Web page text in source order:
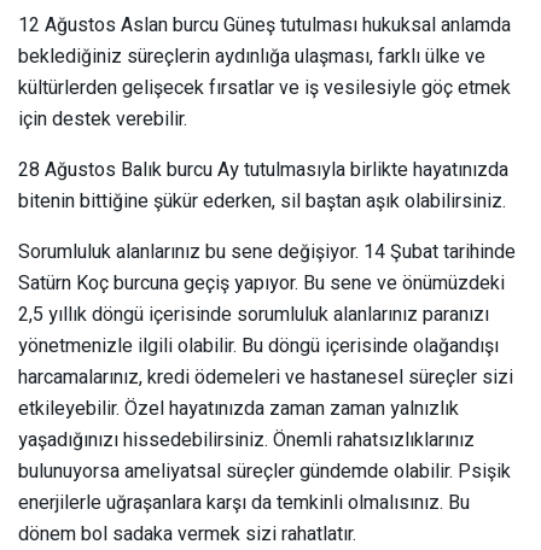
12 Ağustos Aslan burcu Güneş tutulması hukuksal anlamda
beklediğiniz süreçlerin aydınlığa ulaşması, farklı ülke ve
kültürlerden gelişecek fırsatlar ve iş vesilesiyle göç etmek
için destek verebilir.
28 Ağustos Balık burcu Ay tutulmasıyla birlikte hayatınızda
bitenin bittiğine şükür ederken, sil baştan aşık olabilirsiniz.
Sorumluluk alanlarınız bu sene değişiyor. 14 Şubat tarihinde
Satürn Koç burcuna geçiş yapıyor. Bu sene ve önümüzdeki
2,5 yıllık döngü içerisinde sorumluluk alanlarınız paranızı
yönetmenizle ilgili olabilir. Bu döngü içerisinde olağandışı
harcamalarınız, kredi ödemeleri ve hastanesel süreçler sizi
etkileyebilir. Özel hayatınızda zaman zaman yalnızlık
yaşadığınızı hissedebilirsiniz. Önemli rahatsızlıklarınız
bulunuyorsa ameliyatsal süreçler gündemde olabilir. Psişik
enerjilerle uğraşanlara karşı da temkinli olmalısınız. Bu
dönem bol sadaka vermek sizi rahatlatır.